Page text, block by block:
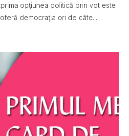
opţiunea politică prin vot este
democraţia ori de câte...